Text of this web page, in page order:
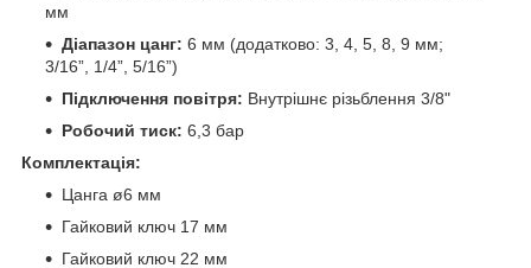
мм
Діапазон цанг: 6 мм (додатково: 3, 4, 5, 8, 9 мм;
3/16”, 1/4”, 5/16”)
Підключення повітря: Внутрішнє різьблення 3/8"
Робочий тиск: 6,3 бар
Комплектація:
Цанга ø6 мм
Гайковий ключ 17 мм
Гайковий ключ 22 мм